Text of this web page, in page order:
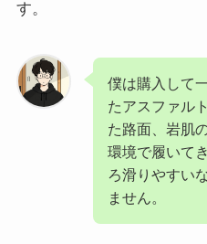
す。
僕は購入して
たアスファル
た路面、岩肌
環境で履いて
ろ滑りやすい
ません。